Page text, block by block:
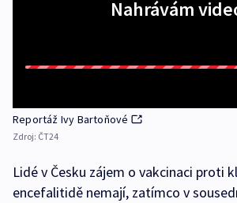
Nahrávám
Reportáž Ivy Bartoňové
Zdroj: ČT24
Lidé v Česku zájem o vakcinaci proti
encefalitidě nemají, zatímco v